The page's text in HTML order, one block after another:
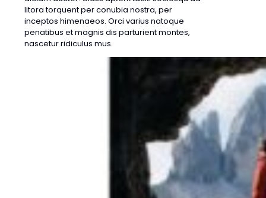
litora torquent per conubia nostra, per
inceptos himenaeos. Orci varius natoque
penatibus et magnis dis parturient montes,
nascetur ridiculus mus.